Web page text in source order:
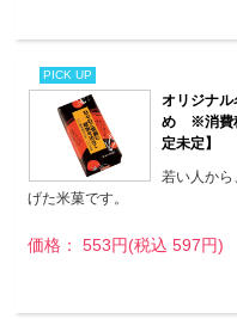
PICK UP
オリジナ
め ※消費
定未定】
若い人か
げた米菓です。
価格： 553円(税込 597円)